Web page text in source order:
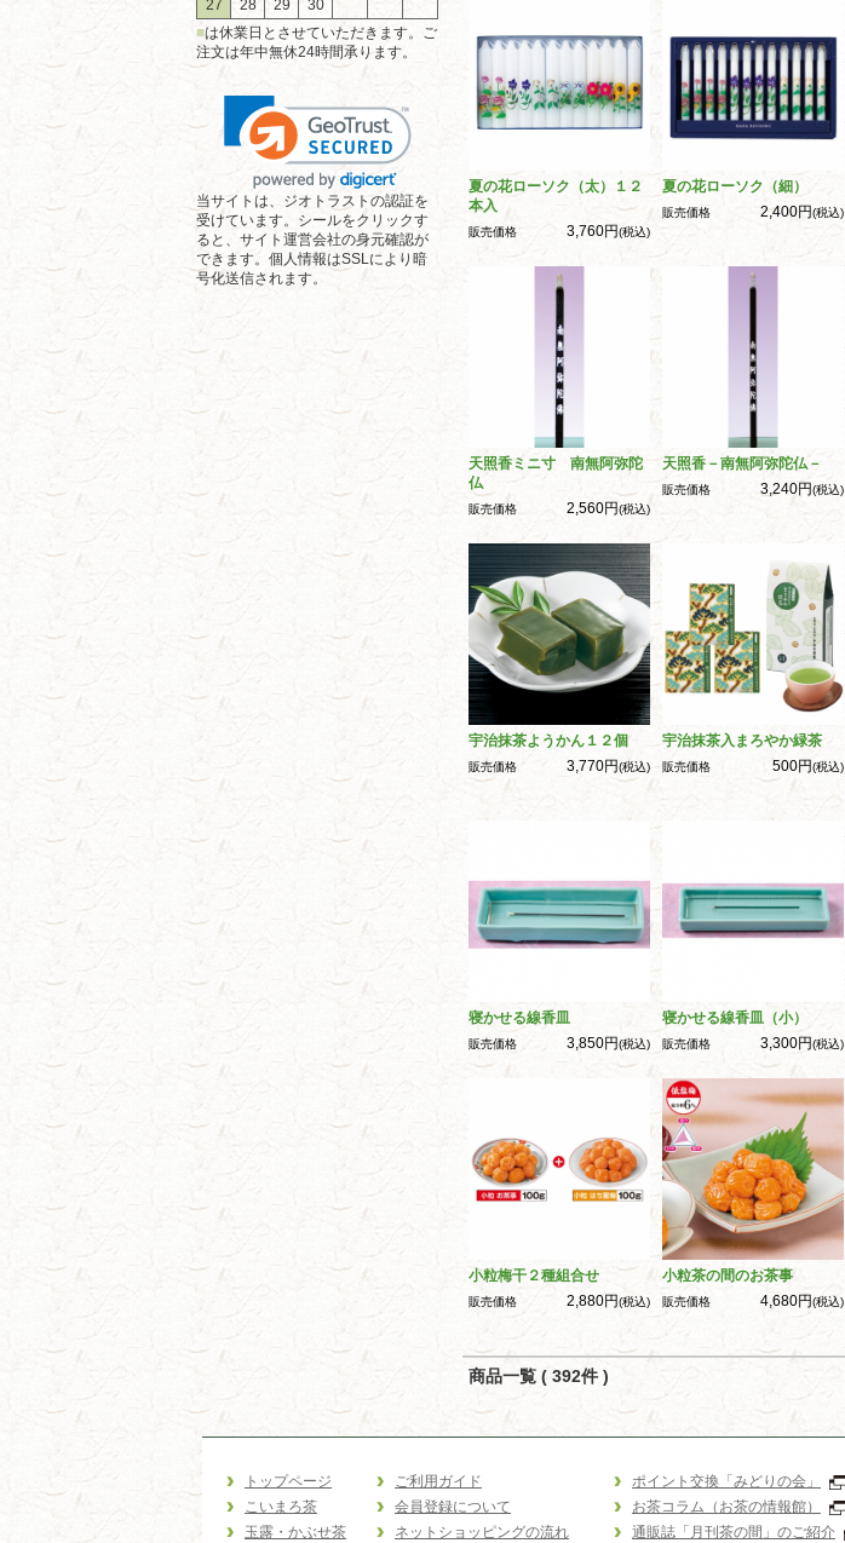
27
28 29
30
■は休業日とさせていただきます。ご
注文は年中無休24時間承ります。
当サイトは、ジオトラストの認証を
受けています。シールをクリックす
ると、サイト運営会社の身元確認が
できます。個人情報はSSLにより暗
号化送信されます。
夏の花ローソク（太）１２
本入
販売価格 3,760円(税込)
夏の花ローソク（細）
販売価格 2,400円(税込)
天照香ミニ寸 南無阿弥陀
仏
販売価格 2,560円(税込)
天照香－南無阿弥陀仏－
販売価格 3,240円(税込)
宇治抹茶ようかん１２個
販売価格 3,770円(税込)
宇治抹茶入まろやか緑茶
販売価格 500円(税込)
寝かせる線香皿
販売価格 3,850円(税込)
寝かせる線香皿（小）
販売価格 3,300円(税込)
小粒梅干２種組合せ
販売価格 2,880円(税込)
小粒茶の間のお茶事
販売価格 4,680円(税込)
商品一覧 ( 392件 )
トップページ
こいまろ茶
玉露・かぶせ茶
ご利用ガイド
会員登録について
ネットショッピングの流れ
ポイント交換「みどりの会」
お茶コラム（お茶の情報館）
通販誌「月刊茶の間」のご紹介